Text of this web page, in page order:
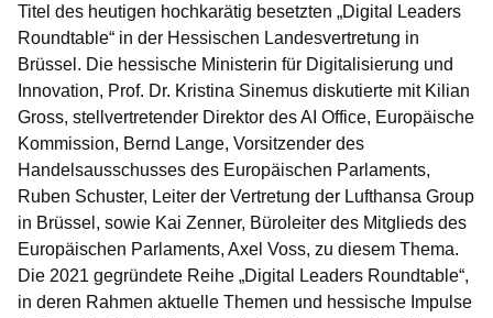
Titel des heutigen hochkarätig besetzten „Digital Leaders
Roundtable“ in der Hessischen Landesvertretung in
Brüssel. Die hessische Ministerin für Digitalisierung und
Innovation, Prof. Dr. Kristina Sinemus diskutierte mit Kilian
Gross, stellvertretender Direktor des AI Office, Europäische
Kommission, Bernd Lange, Vorsitzender des
Handelsausschusses des Europäischen Parlaments,
Ruben Schuster, Leiter der Vertretung der Lufthansa Group
in Brüssel, sowie Kai Zenner, Büroleiter des Mitglieds des
Europäischen Parlaments, Axel Voss, zu diesem Thema.
Die 2021 gegründete Reihe „Digital Leaders Roundtable“,
in deren Rahmen aktuelle Themen und hessische Impulse